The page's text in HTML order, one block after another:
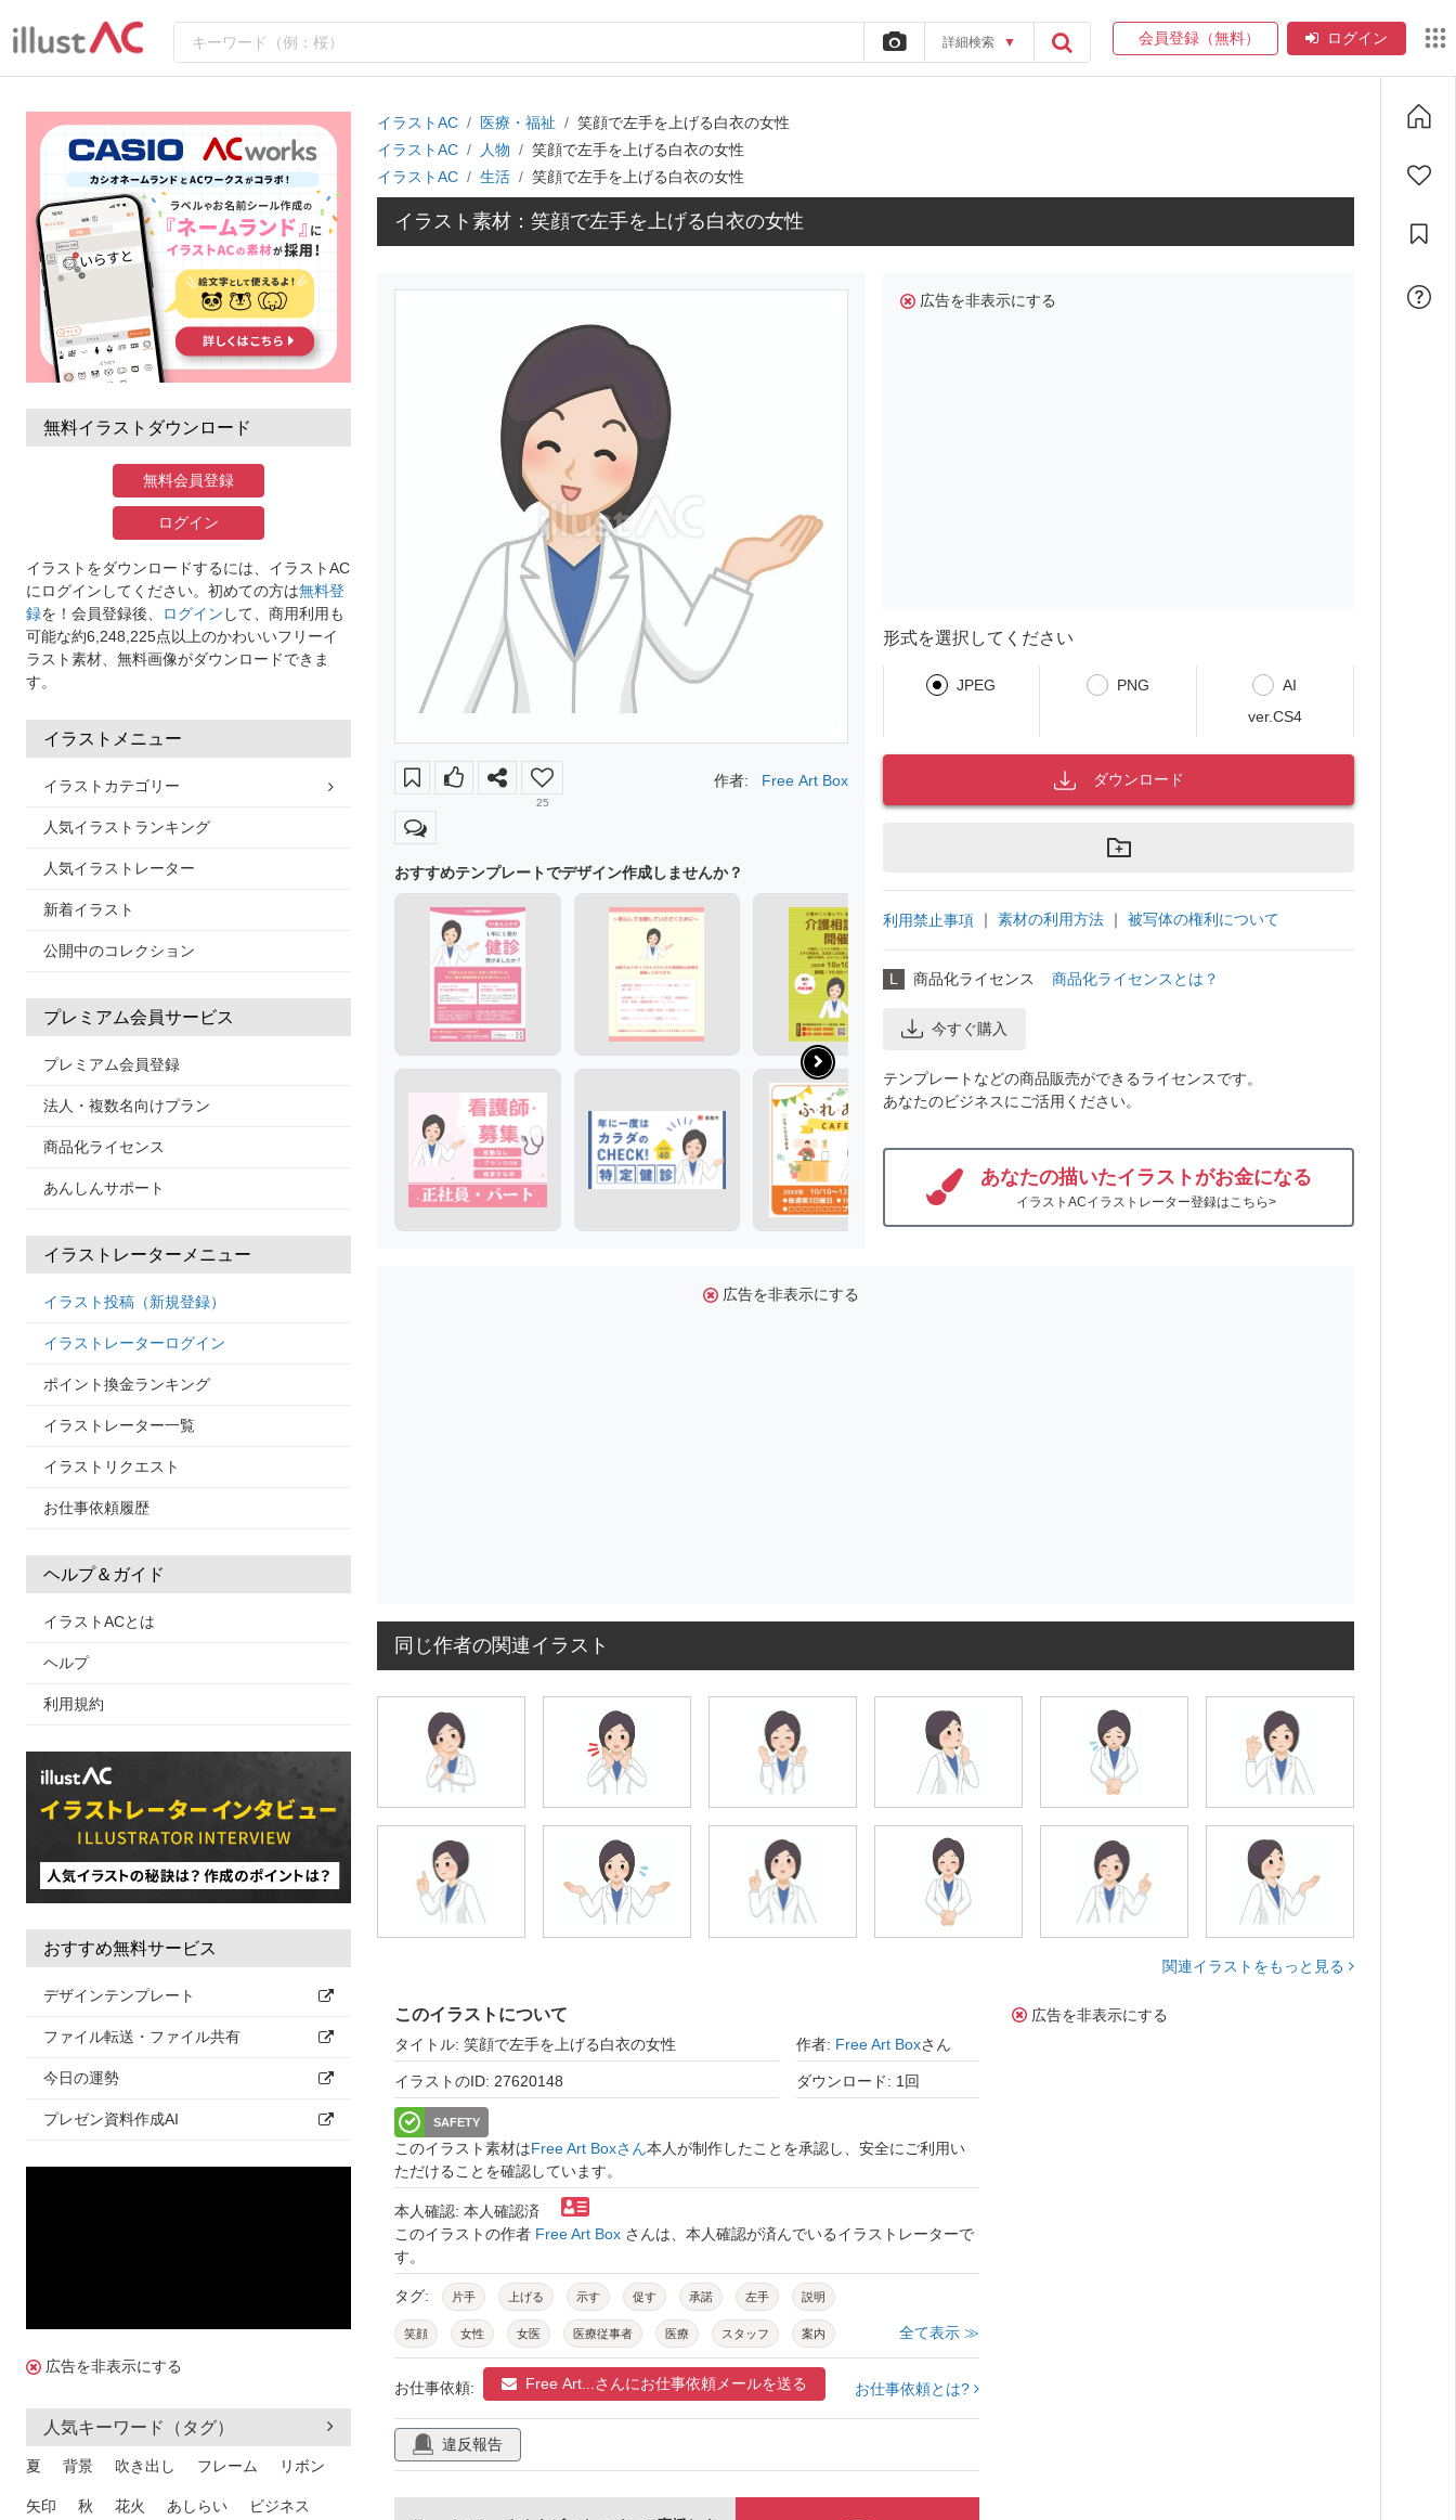
詳細検索 ▼ 会員登録（無料） ログイン
無料イラストダウンロード
無料会員登録
ログイン
イラストをダウンロードするには、イラストAC
にログインしてください。初めての方は無料登
録を！会員登録後、 ログイン して、商用利用も
可能な約6,248,225点以上のかわいいフリーイ
ラスト素材、無料画像がダウンロードできま
す。
イラストメニュー
イラストカテゴリー
人気イラストランキング
人気イラストレーター
新着イラスト
公開中のコレクション
プレミアム会員サービス
プレミアム会員登録
法人・複数名向けプラン
商品化ライセンス
あんしんサポート
イラストレーターメニュー
イラスト投稿（新規登録）
イラストレーターログイン
ポイント換金ランキング
イラストレーター一覧
イラストリクエスト
お仕事依頼履歴
ヘルプ＆ガイド
イラストACとは
ヘルプ
利用規約
おすすめ無料サービス
デザインテンプレート
ファイル転送・ファイル共有
今日の運勢
プレゼン資料作成AI
広告を非表示にする
人気キーワード（タグ）
夏 背景 吹き出し フレーム リボン
矢印 秋 花火 あしらい ビジネス
イラストAC 医療・福祉
笑顔で左手を上げる白衣の女性
イラストAC
人物
笑顔で左手を上げる白衣の女性
イラストAC
生活 笑顔で左手を上げる白衣の女性
イラスト素材：笑顔で左手を上げる白衣の女性
25
作者: Free Art Box
おすすめテンプレートでデザイン作成しませんか？
広告を非表示にする
形式を選択してください
JPEG PNG
AI
ver.CS4
ダウンロード
利用禁止事項 ｜ 素材の利用方法 ｜ 被写体の権利について
L 商品化ライセンス 商品化ライセンスとは？
今すぐ購入
テンプレートなどの商品販売ができるライセンスです。
あなたのビジネスにご活用ください。
あなたの描いたイラストがお金になる
イラストACイラストレーター登録はこちら>
広告を非表示にする
同じ作者の関連イラスト
関連イラストをもっと見る
このイラストについて
タイトル: 笑顔で左手を上げる白衣の女性 作者: Free Art Boxさん
イラストのID: 27620148 ダウンロード: 1回
SAFETY
このイラスト素材はFree Art Boxさん本人が制作したことを承認し、安全にご利用い
ただけることを確認しています。
本人確認: 本人確認済
このイラストの作者 Free Art Box さんは、本人確認が済んでいるイラストレーターで
す。
タグ: 片手 上げる 示す 促す 承諾 左手 説明
笑顔 女性 女医 医療従事者 医療 スタッフ 案内
白衣 研究者 研究員 研究所 研究 医者
医院 獣医
全て表示 ≫
お仕事依頼: Free Art...さんにお仕事依頼メールを送る お仕事依頼とは?
違反報告
広告を非表示にする